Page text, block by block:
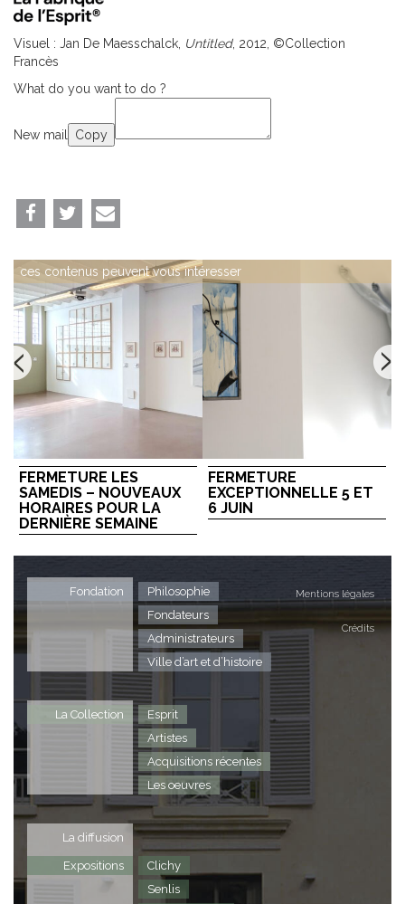
Visuel : Jan De Maesschalck, Untitled, 2012, ©Collection
Francès
What do you want to do ?
New mail Copy
ces contenus peuvent vous intéresser
FERMETURE LES
SAMEDIS – NOUVEAUX
HORAIRES POUR LA
DERNIÈRE SEMAINE
FERMETURE
EXCEPTIONNELLE 5 ET
6 JUIN
Mentions légales
Crédits
Fondation
Philosophie
Fondateurs
Administrateurs
Ville d’art et d’histoire
La Collection
Esprit
Artistes
Acquisitions récentes
Les oeuvres
La diffusion
Expositions
Clichy
Senlis